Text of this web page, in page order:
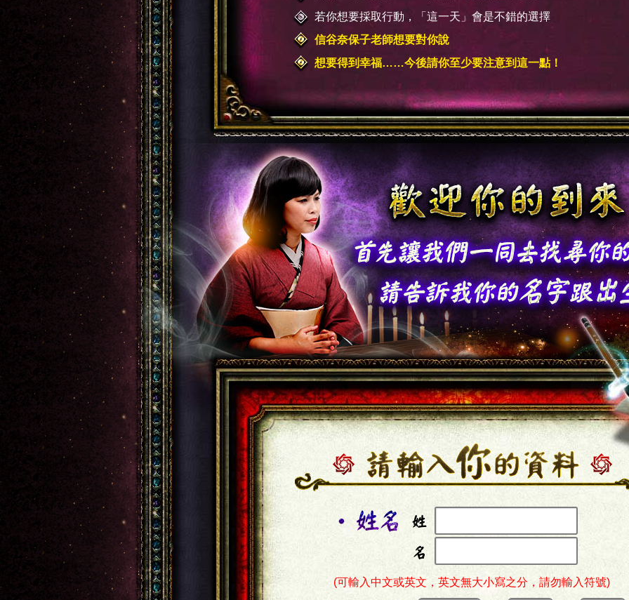
若你想要採取行動，「這一天」會是不錯的選擇
信谷奈保子老師想要對你說
想要得到幸福……今後請你至少要注意到這一點！
(可輸入中文或英文，英文無大小寫之分，請勿輸入符號)